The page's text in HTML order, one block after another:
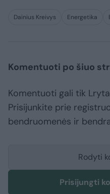
Dainius Kreivys Energetika
Komentuoti po šiuo
Komentuoti gali tik
Prisijunkite prie
bendruomenės ir
Rodyti
Prisijungti